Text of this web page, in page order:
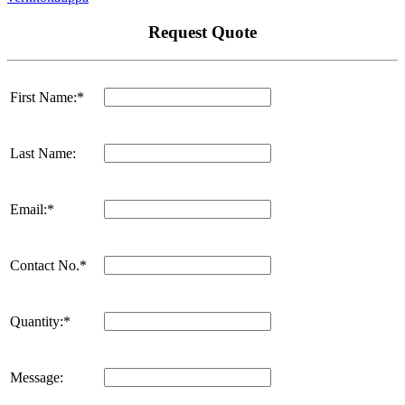
Request Quote
First Name:*
Last Name:
Email:*
Contact No.*
Quantity:*
Message: